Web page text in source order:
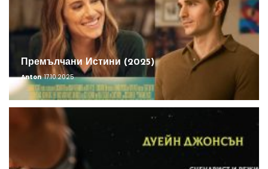
Премълчани Истини (2025)
Anton 17.10.2025